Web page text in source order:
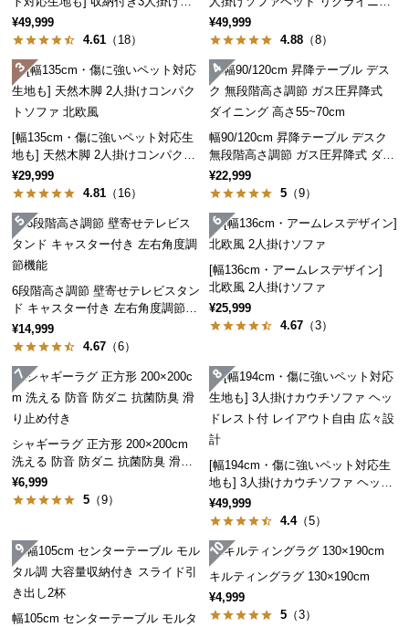
つ
い
て
に
い
会
員
規
約
に
い
て
お
客
様
ー
ト
機能ソファ
¥49,999
4.61 （18）
グ 天然木フレーム 北欧
¥49,999
4.88 （8）
[幅135cm・傷に強いペット対応生
地も] 天然木脚 2人掛けコンパクト
ソファ 北欧風
¥29,999
4.81 （16）
幅90/120cm 昇降テーブル デスク
無段階高さ調節 ガス圧昇降式 ダイ
ニング 高さ55~70cm
¥22,999
5 （9）
6段階高さ調節 壁寄せテレビスタン
ド キャスター付き 左右角度調節機
能
¥14,999
4.67 （6）
[幅136cm・アームレスデザイン]
北欧風 2人掛けソファ
¥25,999
4.67 （3）
シャギーラグ 正方形 200×200cm
洗える 防音 防ダニ 抗菌防臭 滑り
止め付き
¥6,999
5 （9）
[幅194cm・傷に強いペット対応生
地も] 3人掛けカウチソファ ヘッド
レスト付 レイアウト自由 広々設計
¥49,999
4.4（5）
幅105cm センターテーブル モルタ
キルティングラグ 130×190cm
¥4,999
5 （3）